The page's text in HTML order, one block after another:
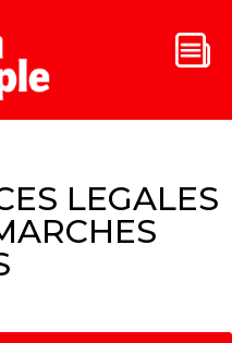
LEGALES